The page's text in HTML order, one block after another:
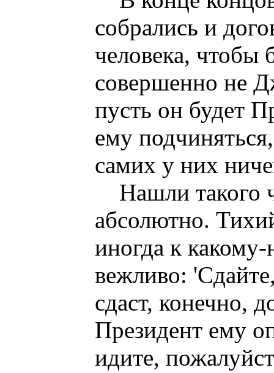
собрались и
человека,
совершенно не
пусть он будет
ему
самих у них
Нашли такого
абсолютно.
иногда к
вежливо:
сдаст, конечно,
Президент ему
идите,